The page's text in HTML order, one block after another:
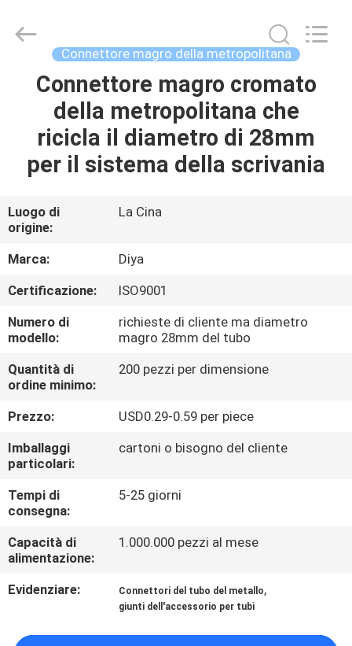
CASA
PRODOTTI
CIRCA
NOI
GIRO
DELLA
FABBRICA
CONTROLLO
DI
QUALITÀ
CONTATTICI
NOTIZIE
CASI
Equipment
Connettore magro della metropolitana
Connettore magro cromato
della metropolitana che
ricicla il diametro di 28mm
per il sistema della scrivania
Luogo di
origine:
La Cina
Marca:
Diya
Certificazione:
ISO9001
Numero di
modello:
richieste di cliente ma diametro
magro 28mm del tubo
Quantità di
ordine minimo:
200 pezzi per dimensione
Prezzo:
USD0.29-0.59 per piece
Imballaggi
particolari:
cartoni o bisogno del cliente
Tempi di
consegna:
5-25 giorni
Capacità di
alimentazione:
1.000.000 pezzi al mese
Evidenziare: Connettori del tubo del metallo,
giunti dell'accessorio per tubi